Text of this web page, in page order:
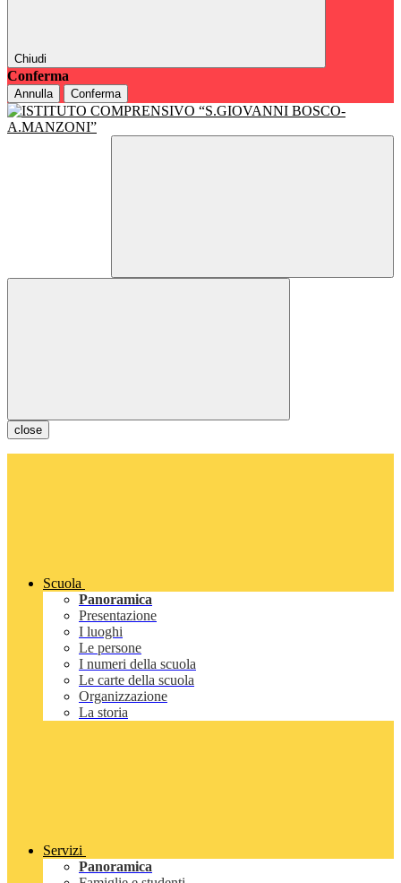
Chiudi
Conferma
Annulla Conferma
close
Scuola
Panoramica
Presentazione
I luoghi
Le persone
I numeri della scuola
Le carte della scuola
Organizzazione
La storia
Servizi
Panoramica